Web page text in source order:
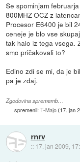
Se spominjam
800MHZ OCZ z
Procesor E6400 je bil
ceneje je blo vse
tak halo iz tega vsega.
smo pričakovali to?
Edino zdi se mi, da je
pa je zdaj.
Zgodovina sprememb…
spremenil:T-Majo(17. jan
rnrv
:: 17. jan 2009,